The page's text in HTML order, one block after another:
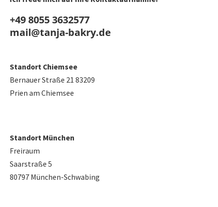
+49 8055 3632577
mail@tanja-bakry.de
Standort Chiemsee
Bernauer Straße 21 83209
Prien am Chiemsee
Standort München
Freiraum
Saarstraße 5
80797 München-Schwabing